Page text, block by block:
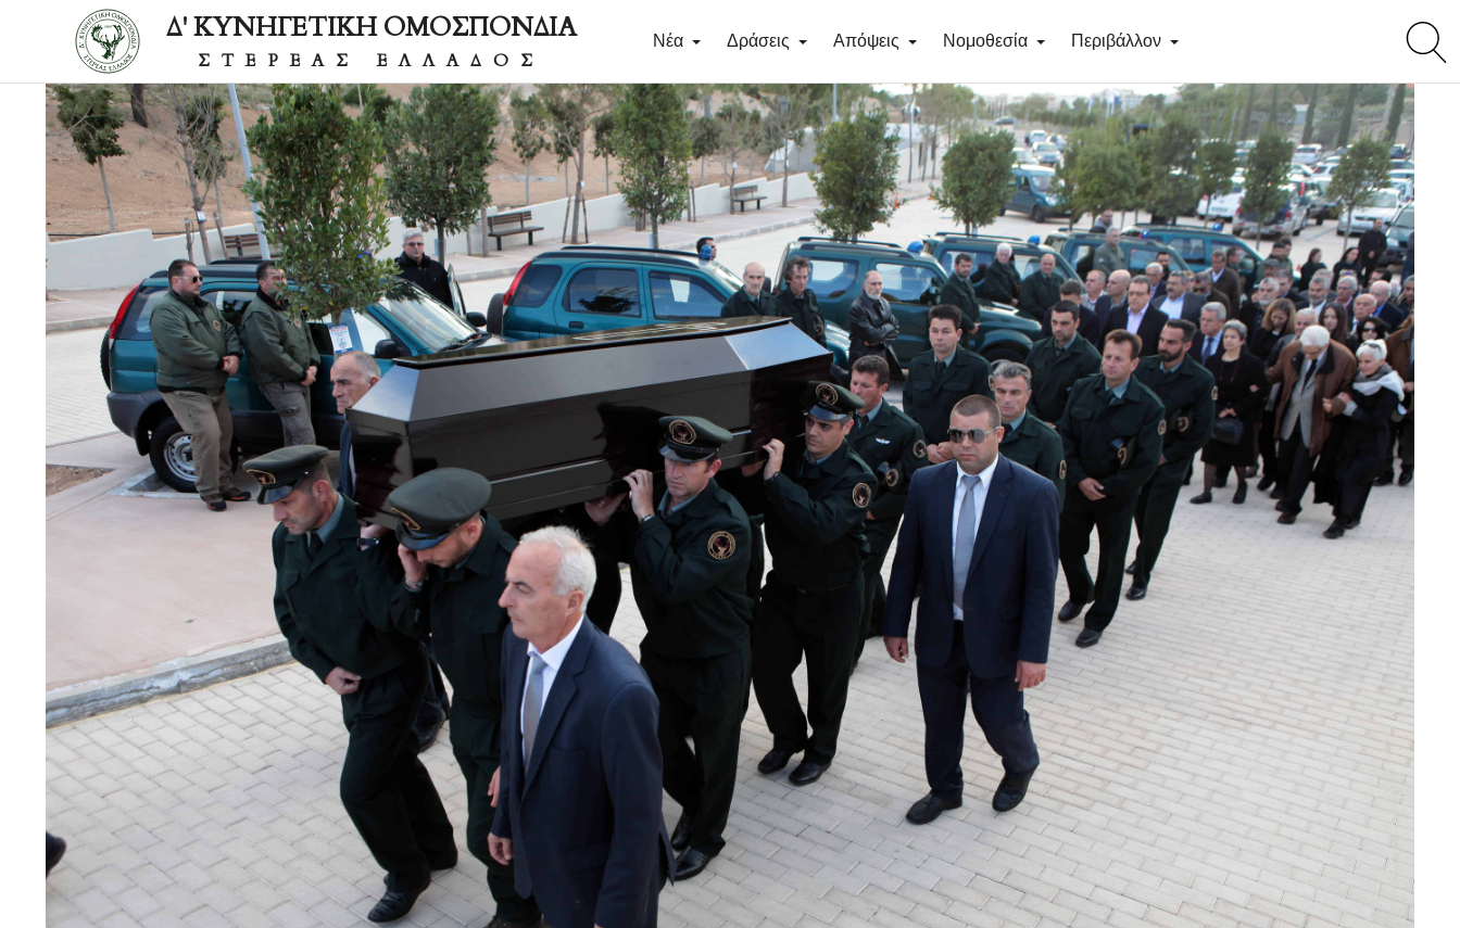
search
Δ' ΚΥΝΗΓΕΤΙΚΗ ΟΜΟΣΠΟΝΔΙΑ
ΣΤΕΡΕΑΣ ΕΛΛΑΔΟΣ
Νέα Δράσεις Απόψεις Νομοθεσία Περιβάλλον